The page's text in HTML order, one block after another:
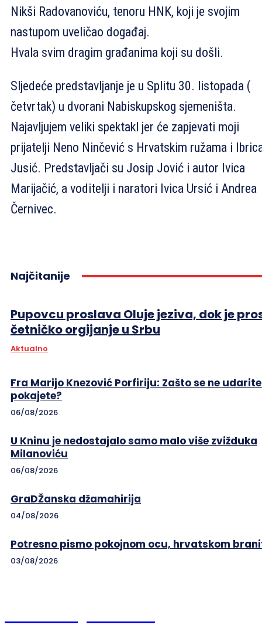
Nikši Radovanoviću, tenoru HNK, koji je svojim
nastupom uveličao događaj.
Hvala svim dragim građanima koji su došli.
Sljedeće predstavljanje je u Splitu 30. listopada (
četvrtak) u dvorani Nabiskupskog sjemeništa.
Najavljujem veliki spektakl jer će zapjevati moji
prijatelji Neno Ninčević s Hrvatskim ružama i
Jusić. Predstavljači su Josip Jović i autor Ivica
Marijačić, a voditelji i naratori Ivica Ursić i Andrea
Černivec.
Najčitanije
Pupovcu proslava Oluje jeziva, dok je
četničko orgijanje u Srbu
Aktualno
Fra Marijo Knezović Porfiriju: Zašto se ne
pokajete?
06/08/2026
U Kninu je nedostajalo samo malo više zvižduka
Milanoviću
06/08/2026
GraDŽanska džamahirija
04/08/2026
Potresno pismo pokojnom ocu, hrvatskom
03/08/2026